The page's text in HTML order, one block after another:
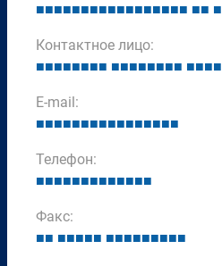
■■■■■■■■■■■■■■■■■ ■■ ■
Контактное лицо:
■■■■■■■■ ■■■■■■■■ ■■■■
E-mail:
■■■■■■■■■■■■■■■■
Телефон:
■■■■■■■■■■■■■
Факс:
■■ ■■■■■ ■■■■■■■■■